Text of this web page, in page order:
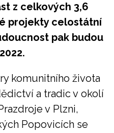
z celkových 3,6
projekty celostátní
pak budou
komunitního života
a tradic v okolí
v Plzni,
Popovicích se